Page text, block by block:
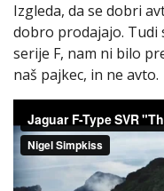
Izgleda, da se dobri
dobro prodajajo. Tudi
serije F, nam ni bilo
naš pajkec, in ne avto.